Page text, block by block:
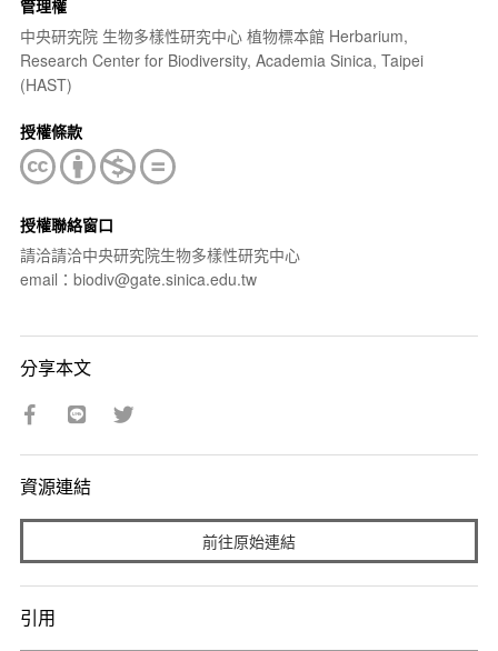
管理權
中央研究院 生物多樣性研究中心 植物標本館 Herbarium,
Research Center for Biodiversity, Academia Sinica, Taipei
(HAST)
授權條款
授權聯絡窗口
請洽請洽中央研究院生物多樣性研究中心
email：biodiv@gate.sinica.edu.tw
分享本文
資源連結
前往原始連結
引用